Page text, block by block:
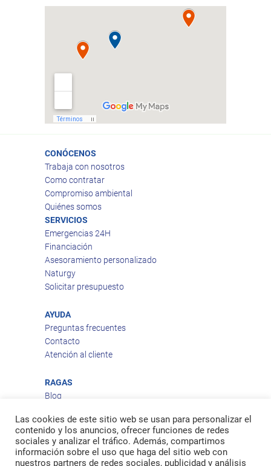
CONÓCENOS
Trabaja con nosotros
Como contratar
Compromiso ambiental
Quiénes somos
SERVICIOS
Emergencias 24H
Financiación
Asesoramiento personalizado
Naturgy
Solicitar presupuesto
AYUDA
Preguntas frecuentes
Contacto
Atención al cliente
RAGAS
Blog
Política de privacidad
Política de cookies
Política de envío
Política de devoluciones
Las cookies de este sitio web se usan para personalizar el
contenido y los anuncios, ofrecer funciones de redes
sociales y analizar el tráfico. Además, compartimos
información sobre el uso que haga del sitio web con
nuestros partners de redes sociales, publicidad y análisis